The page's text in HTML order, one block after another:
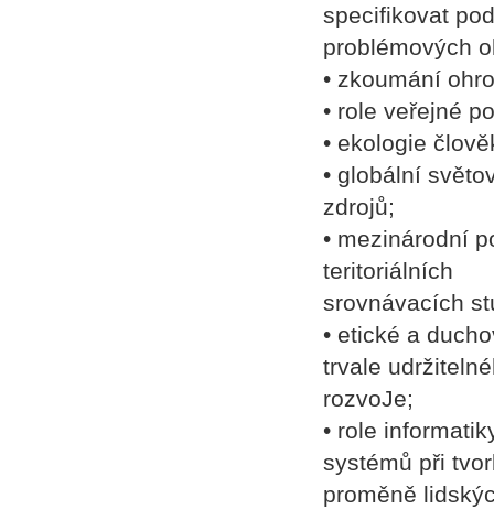
specifikovat
problémových
• zkoumání
• role veřejné
• ekologie
• globální
zdrojů;
• mezinárodní
teritoriálních
srovnávacích
• etické a
trvale
rozvoJe;
• role
systémů při
proměně